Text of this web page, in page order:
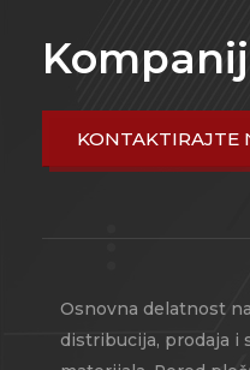
KONTAKTIRAJTE
Osnovna delatnost
distribucija, prodaja i